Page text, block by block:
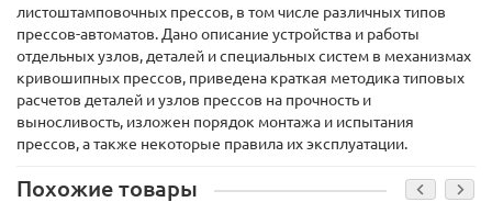
листоштамповочных прессов, в том числе различных типов
прессов-автоматов. Дано описание устройства и работы
отдельных узлов, деталей и специальных систем в механизмах
кривошипных прессов, приведена краткая методика типовых
расчетов деталей и узлов прессов на прочность и
выносливость, изложен порядок монтажа и испытания
прессов, а также некоторые правила их эксплуатации.
Похожие товары